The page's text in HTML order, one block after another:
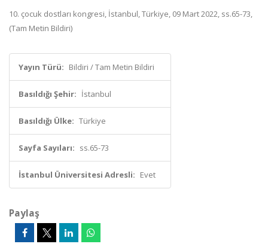
10. çocuk dostları kongresi, İstanbul, Türkiye, 09 Mart 2022, ss.65-73,
(Tam Metin Bildiri)
Yayın Türü: Bildiri / Tam Metin Bildiri
Basıldığı Şehir: İstanbul
Basıldığı Ülke: Türkiye
Sayfa Sayıları: ss.65-73
İstanbul Üniversitesi Adresli: Evet
Paylaş